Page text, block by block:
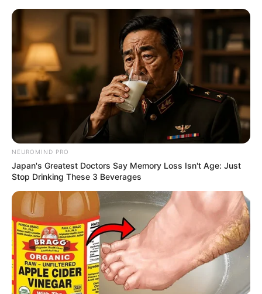
Die interessantesten, spannendsten und meistbesuchten
Museen und Ausstellungen siehe auch unter
Museen in Deutschland
Deutsche Museen und Ausstellungen nach
Rubriken:
Auto- und Oldtimermuseen
DDR-Museen
Museen und Erinnerungsstätten der DDR-Grenze
Dinosaurierausstellungen und Urzeittiere
Eisenbahnmuseen
Filmmuseen und Filmparks
Modelleisenbahnausstellungen
Museumseisenbahnen und Dampflokfahrten
Technikmuseen und Luftfahrtausstellungen
Höhlen und Besucherbergwerke
NEUROMIND PRO
Japan's Greatest Doctors Say Memory Loss Isn't Age: Just
Stop Drinking These 3 Beverages